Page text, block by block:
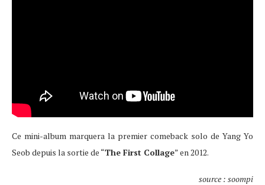
Ce mini-album marquera la premier comeback solo de Yang Yo
Seob depuis la sortie de “The First Collage” en 2012.
source : soompi